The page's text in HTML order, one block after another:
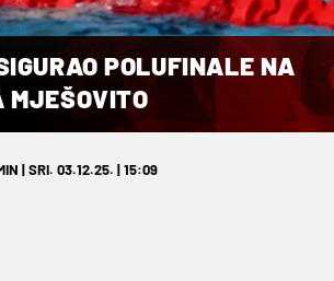
POLUFINALE NA
MJEŠOVITO
| SRI. 03.12.25. | 15:09